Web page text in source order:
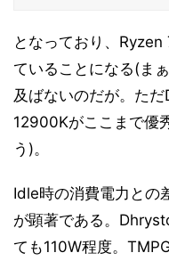
となっており、
ていることになる(ま
及ばないのだが。た
12900Kがここまで優
う)。
Idle時の消費電力との
が顕著である。
ても110W程度。